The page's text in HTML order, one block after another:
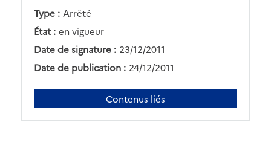
Type : Arrêté
État : en vigueur
Date de signature : 23/12/2011
Date de publication : 24/12/2011
Contenus liés